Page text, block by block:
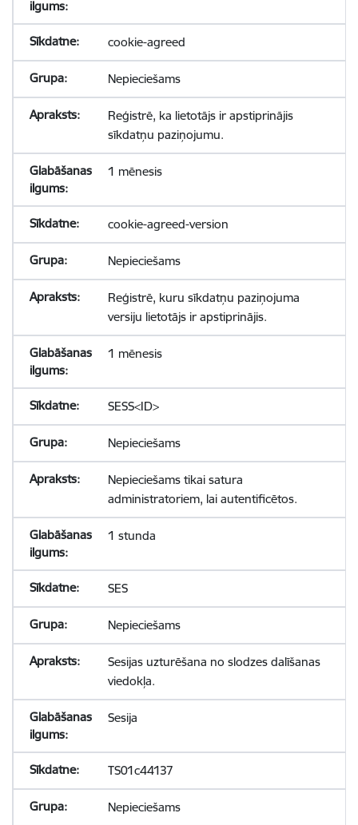
cookie-agreed
Nepieciešams
Reģistrē, ka lietotājs ir apstiprinājis
sīkdatņu paziņojumu.
1 mēnesis
cookie-agreed-version
Nepieciešams
Reģistrē, kuru sīkdatņu paziņojuma
versiju lietotājs ir apstiprinājis.
1 mēnesis
SESS<ID>
Nepieciešams
Nepieciešams tikai satura
administratoriem, lai autentificētos.
1 stunda
SES
Nepieciešams
Sesijas uzturēšana no slodzes dalīšanas
viedokļa.
Sesija
TS01c44137
Nepieciešams